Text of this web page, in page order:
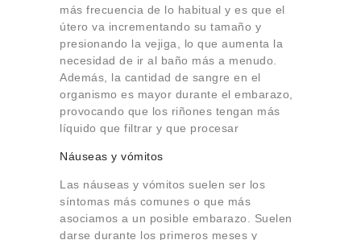
más frecuencia de lo habitual y es que el
útero va incrementando su tamaño y
presionando la vejiga, lo que aumenta la
necesidad de ir al baño más a menudo.
Además, la cantidad de sangre en el
organismo es mayor durante el embarazo,
provocando que los riñones tengan más
líquido que filtrar y que procesar
Náuseas y vómitos
Las náuseas y vómitos suelen ser los
síntomas más comunes o que más
asociamos a un posible embarazo. Suelen
darse durante los primeros meses y